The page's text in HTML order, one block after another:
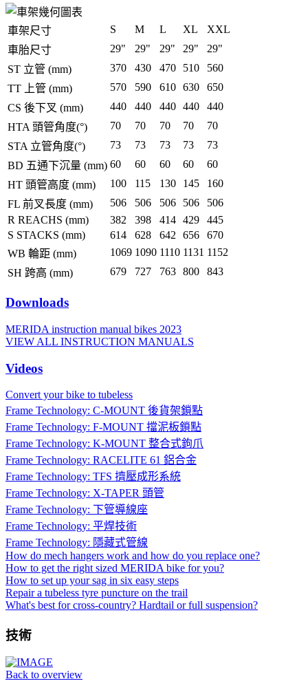
車架尺寸 S M L XL
XXL
車胎尺寸
29" 29" 29" 29"
29"
ST 立管 (mm)
370 430 470 510
560
TT 上管 (mm)
570 590 610 630
650
CS 後下叉 (mm)
440 440 440 440
440
HTA 頭管角度(°)
70 70 70 70
70
STA 立管角度(°)
73 73 73 73
73
BD 五通下沉量 (mm) 60 60 60 60
60
HT 頭管高度 (mm)
100 115 130 145
160
FL 前叉長度 (mm)
506 506 506 506
506
R REACHS (mm)
382 398 414 429
445
S STACKS (mm)
614 628 642 656
670
WB 輪距 (mm)
1069 1090 1110 1131 1152
SH 跨高 (mm)
679 727 763 800 843
Downloads
MERIDA instruction manual bikes 2023
VIEW ALL INSTRUCTION MANUALS
Videos
Convert your bike to tubeless
Frame Technology: C-MOUNT 後貨架鎖點
Frame Technology: F-MOUNT 擋泥板鎖點
Frame Technology: K-MOUNT 整合式鉤爪
Frame Technology: RACELITE 61 鋁合金
Frame Technology: TFS 擠壓成形系統
Frame Technology: X-TAPER 頭管
Frame Technology: 下管導線座
Frame Technology: 平焊技術
Frame Technology: 隱藏式管線
How do mech hangers work and how do you replace one?
How to get the right sized MERIDA bike for you?
How to set up your sag in six easy steps
Repair a tubeless tyre puncture on the trail
What's best for cross-country? Hardtail or full suspension?
技術
Back to overview